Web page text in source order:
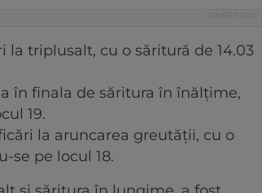
la triplusalt, cu o săritură de 14.03
în finala de săritura în înălțime,
19.
la aruncarea greutății, cu o
se pe locul 18.